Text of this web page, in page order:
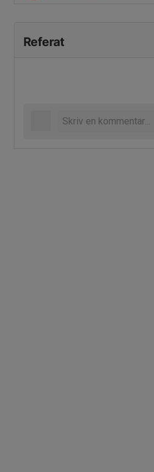
Referat